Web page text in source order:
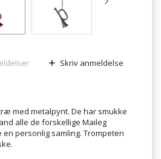
Skriv anmeldelse
med metalpynt. De har smukke
alle de forskellige Maileg
personlig samling. Trompeten